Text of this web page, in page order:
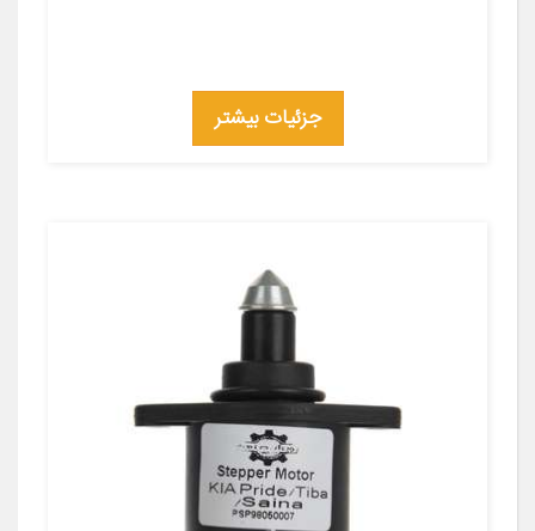
جزئیات بیشتر